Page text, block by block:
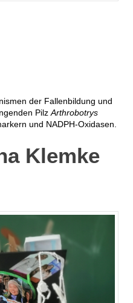
der Fallenbildung und
PilzArthrobotrys
und NADPH-Oxidasen.
Klemke